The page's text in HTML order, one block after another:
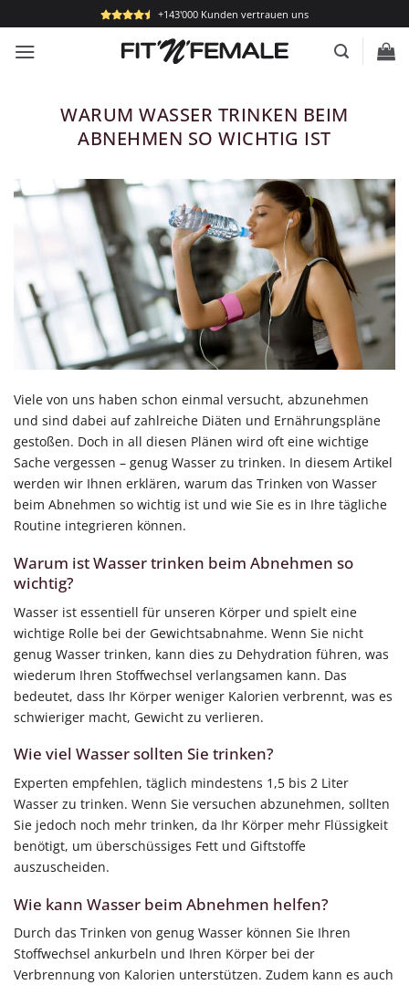
Inhalt
springen
+143'000 Kunden vertrauen uns
WARUM WASSER TRINKEN BEIM
ABNEHMEN SO WICHTIG IST
Viele von uns haben schon einmal versucht, abzunehmen
und sind dabei auf zahlreiche Diäten und Ernährungspläne
gestoßen. Doch in all diesen Plänen wird oft eine wichtige
Sache vergessen – genug Wasser zu trinken. In diesem Artikel
werden wir Ihnen erklären, warum das Trinken von Wasser
beim Abnehmen so wichtig ist und wie Sie es in Ihre tägliche
Routine integrieren können.
Warum ist Wasser trinken beim Abnehmen so
wichtig?
Wasser ist essentiell für unseren Körper und spielt eine
wichtige Rolle bei der Gewichtsabnahme. Wenn Sie nicht
genug Wasser trinken, kann dies zu Dehydration führen, was
wiederum Ihren Stoffwechsel verlangsamen kann. Das
bedeutet, dass Ihr Körper weniger Kalorien verbrennt, was es
schwieriger macht, Gewicht zu verlieren.
Wie viel Wasser sollten Sie trinken?
Experten empfehlen, täglich mindestens 1,5 bis 2 Liter
Wasser zu trinken. Wenn Sie versuchen abzunehmen, sollten
Sie jedoch noch mehr trinken, da Ihr Körper mehr Flüssigkeit
benötigt, um überschüssiges Fett und Giftstoffe
auszuscheiden.
Wie kann Wasser beim Abnehmen helfen?
Durch das Trinken von genug Wasser können Sie Ihren
Stoffwechsel ankurbeln und Ihren Körper bei der
Verbrennung von Kalorien unterstützen. Zudem kann es auch